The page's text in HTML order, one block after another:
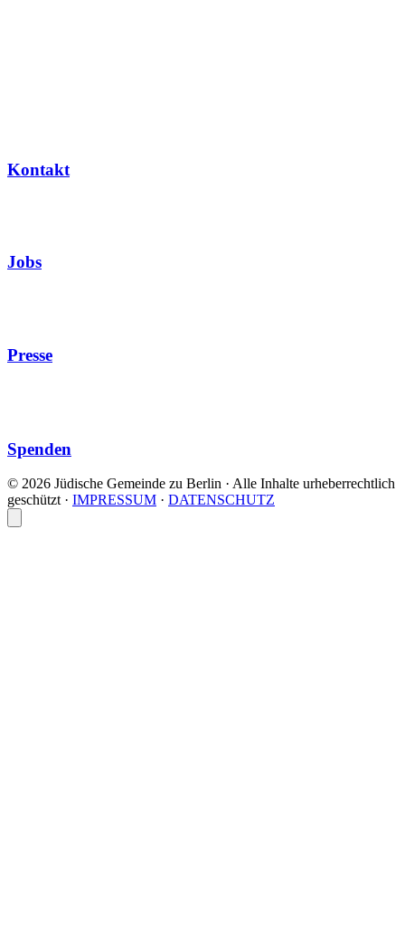
Kontakt
Jobs
Presse
Spenden
© 2026 Jüdische Gemeinde zu Berlin · Alle Inhalte urheberrechtlich
geschützt · IMPRESSUM · DATENSCHUTZ